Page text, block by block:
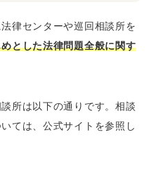
律センターや巡回相談所を
とした法律問題全般に関す
所は以下の通りです。相談
ては、公式サイトを参照し